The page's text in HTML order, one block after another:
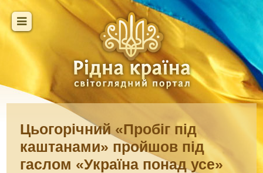
Цьогорічний «Пробіг під
каштанами» пройшов під
гаслом «Україна понад усе»